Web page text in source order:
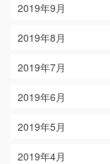
2019年9月
2019年8月
2019年7月
2019年6月
2019年5月
2019年4月